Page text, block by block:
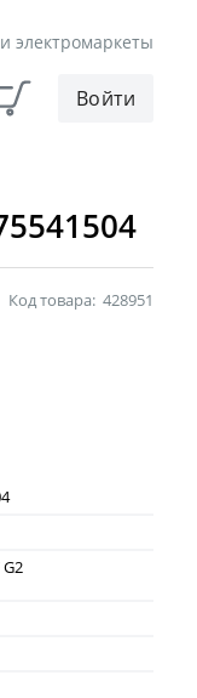
электромаркеты
Войти
Код товара: 428951